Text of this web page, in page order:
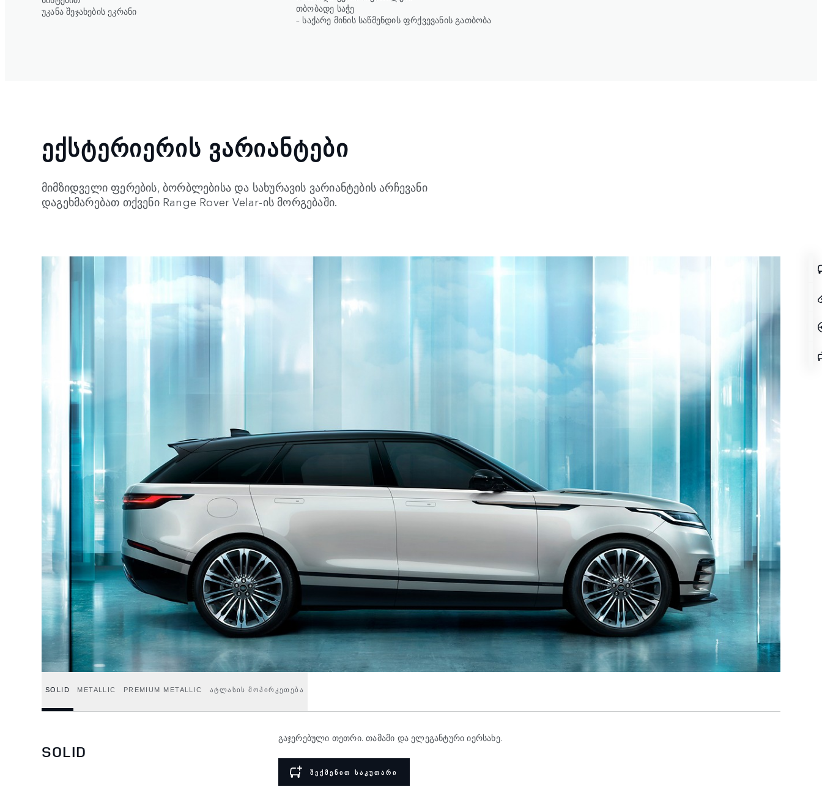
უკანა შეჯახების ეკრანი
თბობადე საჭე
– საქარე მინის საწმენდის ფრქვევანის გათბობა
ᲔᲥᲡᲢᲔᲠᲘᲔᲠᲘᲡ ᲕᲐᲠᲘᲐᲜᲢᲔᲑᲘ
მიმზიდველი ფერების, ბორბლებისა და სახურავის ვარიანტების არჩევანი
დაგეხმარებათ თქვენი Range Rover Velar-ის მორგებაში.
SOLID METALLIC PREMIUM METALLIC ᲐᲢᲚᲐᲡᲘᲡ ᲛᲝᲞᲘᲠᲙᲔᲗᲔᲑᲐ
SOLID
გაჯერებული თეთრი. თამამი და ელეგანტური იერსახე.
ᲨᲔᲥᲛᲔᲜᲘᲗ ᲡᲐᲙᲣᲗᲐᲠᲘ